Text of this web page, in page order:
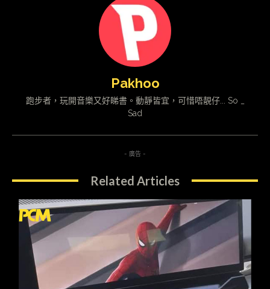
Pakhoo
跑步者，玩開音樂又好睇書。動靜皆宜，可惜唔靚仔... So _
Sad
- 廣告 -
Related Articles